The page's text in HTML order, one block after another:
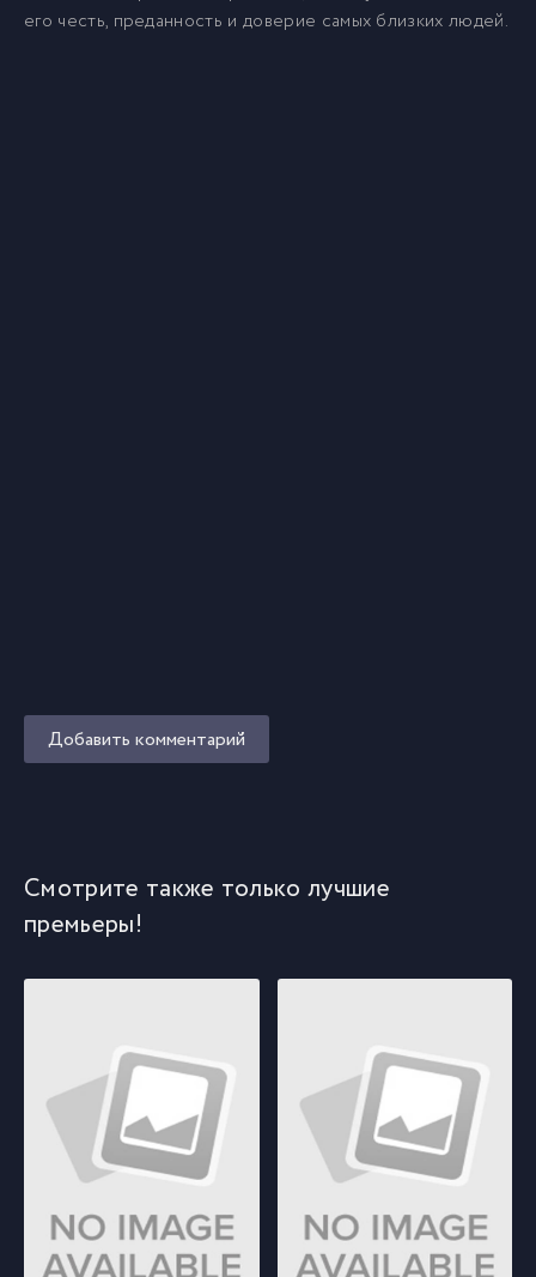
его честь, преданность и доверие самых близких людей.
Добавить комментарий
Смотрите также только лучшие
премьеры!